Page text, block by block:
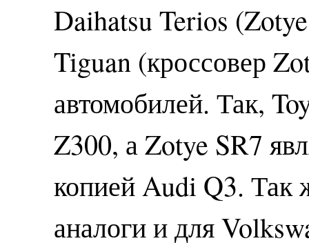
Daihatsu Terios
Tiguan (кроссовер
автомобилей. Так,
Z300, а Zotye SR7
копией Audi Q3. Так
аналоги и для